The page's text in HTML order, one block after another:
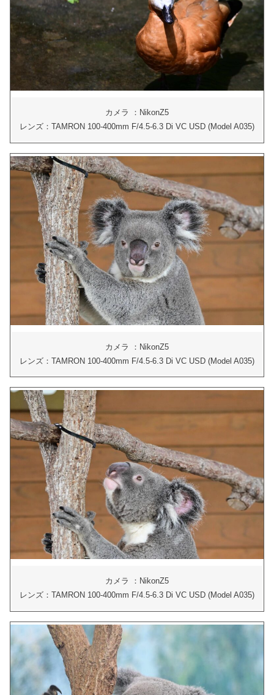
カメラ ：NikonZ5
レンズ：TAMRON 100-400mm F/4.5-6.3 Di VC USD (Model A035)
カメラ ：NikonZ5
レンズ：TAMRON 100-400mm F/4.5-6.3 Di VC USD (Model A035)
カメラ ：NikonZ5
レンズ：TAMRON 100-400mm F/4.5-6.3 Di VC USD (Model A035)